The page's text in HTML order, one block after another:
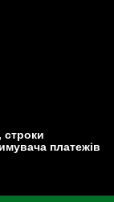
строки
платежів